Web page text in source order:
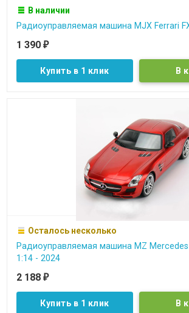
В наличии
Радиоуправляемая машина MJX Ferrari
1 390 ₽
Купить в 1 клик
Осталось несколько
Радиоуправляемая машина MZ
1:14 - 2024
2 188 ₽
Купить в 1 клик